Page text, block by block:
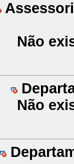
Não
Não